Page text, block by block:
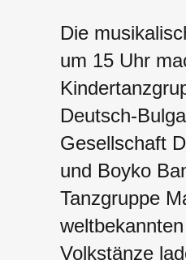
Die
um 15 Uhr
Deutsch-
Gesellschaft
und Boyko
Tanzgruppe
Volkstänze